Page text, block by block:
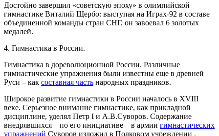
Достойно завершил «советскую эпоху» в олимпийской
гимнастике Виталий Щербо: выступая на Играх-92 в составе
объединенной команды стран СНГ, он завоевал 6 золотых
медалей.
4. Гимнастика в России.
Гимнастика в дореволюционной России. Различные
гимнастические упражнения были известны еще в древней
Руси – как составная часть народных праздников.
Широкое развитие гимнастики в России началось в XVIII
веке. Серьезное внимание гимнастике, как прикладной
дисциплине, уделял Петр I и А.В.Суворов. Содержание
внедрявшихся – по его инициативе – в армии гимнастических
упражнений Суворов изложил в Полковом учреждении .